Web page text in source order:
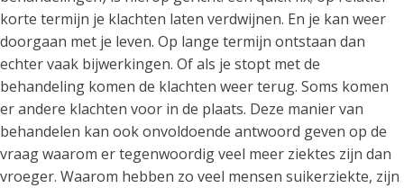
korte termijn je klachten laten verdwijnen. En je kan weer
doorgaan met je leven. Op lange termijn ontstaan dan
echter vaak bijwerkingen. Of als je stopt met de
behandeling komen de klachten weer terug. Soms komen
er andere klachten voor in de plaats. Deze manier van
behandelen kan ook onvoldoende antwoord geven op de
vraag waarom er tegenwoordig veel meer ziektes zijn dan
vroeger. Waarom hebben zo veel mensen suikerziekte, zijn